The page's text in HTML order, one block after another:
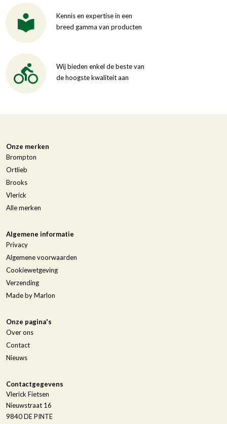
Kennis en expertise in een
breed gamma van producten
Wij bieden enkel de beste van
de hoogste kwaliteit aan
Onze merken
Brompton
Ortlieb
Brooks
Vlerick
Alle merken
Algemene informatie
Privacy
Algemene voorwaarden
Cookiewetgeving
Verzending
Made by Marlon
Onze pagina's
Over ons
Contact
Nieuws
Contactgegevens
Vlerick Fietsen
Nieuwstraat 16
9840DE PINTE